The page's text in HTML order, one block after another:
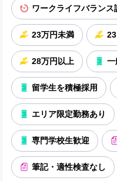
ワークライフバラン
23万円未満
28万円以上 一
留学生を積極採用
エリア限定勤務あり
専門学校生歓迎
筆記・適性検査なし